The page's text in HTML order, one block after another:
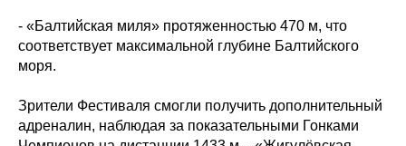
- «Балтийская миля» протяженностью 470 м, что
соответствует максимальной глубине Балтийского
моря.
Зрители Фестиваля смогли получить дополнительный
адреналин, наблюдая за показательными Гонками